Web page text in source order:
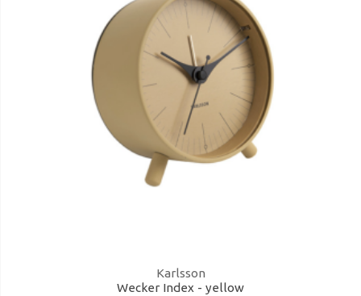
Karlsson
Wecker Index - yellow